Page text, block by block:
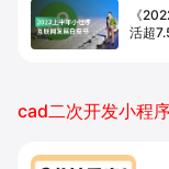
《
活超
cad二次开发小程